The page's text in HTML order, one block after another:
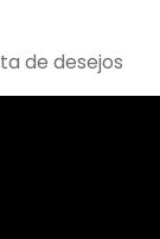
de desejos